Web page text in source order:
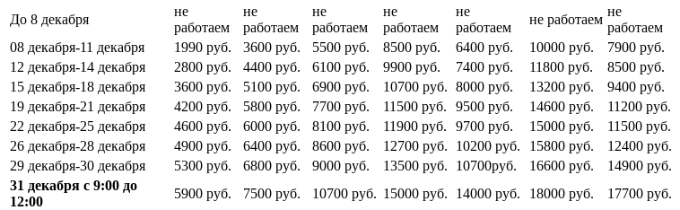
До 8 декабря
не
работаем
не
работаем
не
работаем
не
работаем
не
работаем
не работаем
не
работаем
08 декабря-11 декабря
1990 руб. 3600 руб. 5500 руб. 8500 руб. 6400 руб. 10000 руб. 7900 руб.
12 декабря-14 декабря
2800 руб. 4400 руб. 6100 руб. 9900 руб. 7400 руб. 11800 руб. 8500 руб.
15 декабря-18 декабря
3600 руб. 5100 руб. 6900 руб. 10700 руб. 8000 руб. 13200 руб. 9400 руб.
19 декабря-21 декабря
4200 руб. 5800 руб. 7700 руб. 11500 руб. 9500 руб. 14600 руб. 11200 руб.
22 декабря-25 декабря
4600 руб. 6000 руб. 8100 руб. 11900 руб. 9700 руб. 15000 руб. 11500 руб.
26 декабря-28 декабря
4900 руб. 6400 руб. 8600 руб. 12700 руб. 10200 руб. 15800 руб. 12400 руб.
29 декабря-30 декабря
5300 руб. 6800 руб. 9000 руб. 13500 руб. 10700руб. 16600 руб. 14900 руб.
31 декабря с 9:00 до
12:00
5900 руб. 7500 руб. 10700 руб. 15000 руб. 14000 руб. 18000 руб. 17700 руб.